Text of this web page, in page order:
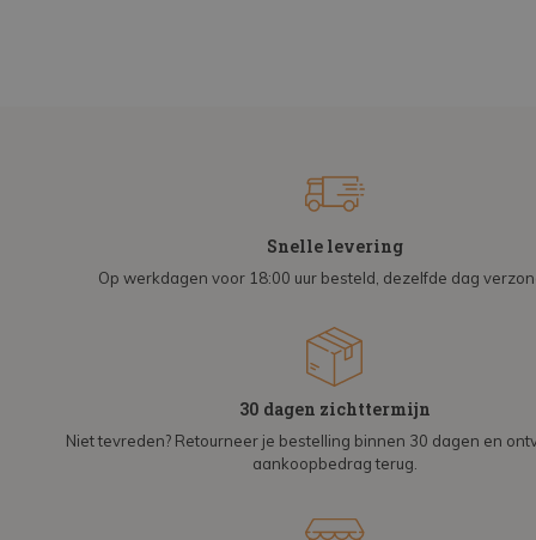
Snelle levering
Op werkdagen voor 18:00 uur besteld, dezelfde dag
30 dagen zichttermijn
Niet tevreden? Retourneer je bestelling binnen 30 dagen en
aankoopbedrag terug.